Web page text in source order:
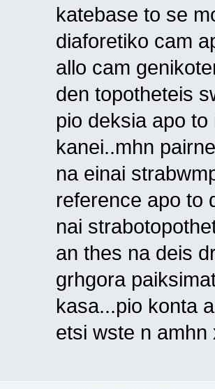
katebase to se
diaforetiko cam
allo cam
den topotheteis
pio deksia apo
kanei..mhn
na einai
reference apo to
nai
an thes na deis
grhgora
kasa...pio konta
etsi wste n